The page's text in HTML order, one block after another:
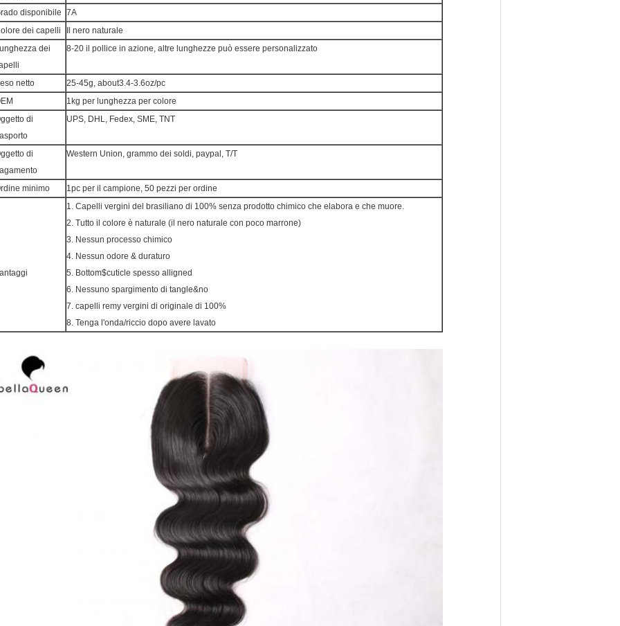
disponibile 7A
dei capelli
Il nero naturale
dei
8-20 il pollice in azione, altre lunghezze può essere personalizzato
netto
25-45g, about3.4-3.6oz/pc
1kg per lunghezza per colore
di
UPS, DHL, Fedex, SME, TNT
di
Western Union, grammo dei soldi, paypal, T/T
minimo 1pc per il campione, 50 pezzi per ordine
1. Capelli vergini del brasiliano di 100% senza prodotto chimico che elabora e che muore.
2. Tutto il colore è naturale (il nero naturale con poco marrone)
3. Nessun processo chimico
4. Nessun odore & duraturo
5. Bottom$cuticle spesso alligned
6. Nessuno spargimento di tangle&no
7. capelli remy vergini di originale di 100%
8. Tenga l'onda/riccio dopo avere lavato